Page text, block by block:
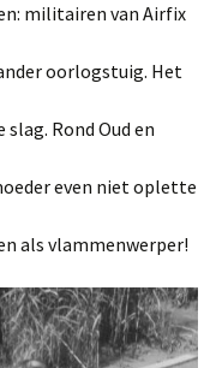
militairen van Airfix
oorlogstuig. Het
Rond Oud en
even niet oplette
als vlammenwerper!